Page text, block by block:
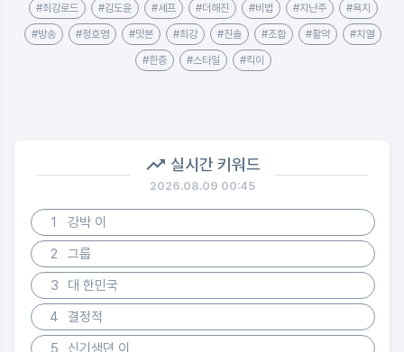
#최강로드 #김도윤 #셰프 #더해진 #비법 #지난주 #욕지
#방송 #정호영 #맛본 #최강 #진솔 #조합 #활약 #치열
#한층 #스타일 #킥이
실시간 키워드
2026.08.09 00:45
1
강박 이
2
그룹
3
대 한민국
4
결정적
5
신기생뎐 이